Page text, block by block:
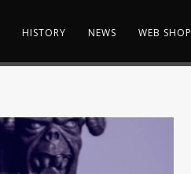
HISTORY NEWS WEB SHOP